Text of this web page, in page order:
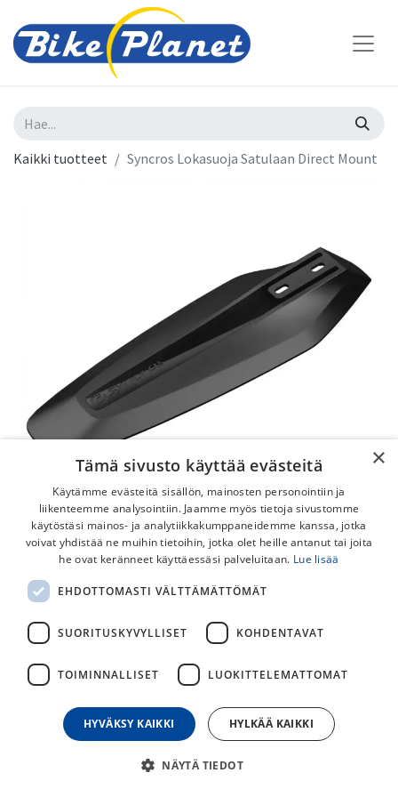
Kaikki tuotteet Syncros Lokasuoja Satulaan Direct Mount
Syncros Lokasuoja Satulaan Direct
Mount
Syncros Coast Fender on lokasuoja jonka saa tyylikkäästi ja
sirosti Syncros satulaan, jossa on valmis paikka direct mount
lisävarusteille.
€
×
Tämä sivusto käyttää evästeitä
Käytämme evästeitä sisällön, mainosten personointiin ja
liikenteemme analysointiin. Jaamme myös tietoja sivustomme
käytöstäsi mainos- ja analytiikkakumppaneidemme kanssa, jotka
voivat yhdistää ne muihin tietoihin, jotka olet heille antanut tai joita
he ovat keränneet käyttäessäsi palveluitaan. Lue lisää
EHDOTTOMASTI VÄLTTÄMÄTTÖMÄT
SUORITUSKYVYLLISET KOHDENTAVAT
TOIMINNALLISET LUOKITTELEMATTOMAT
HYVÄKSY KAIKKI HYLKÄÄ KAIKKI
NÄYTÄ TIEDOT